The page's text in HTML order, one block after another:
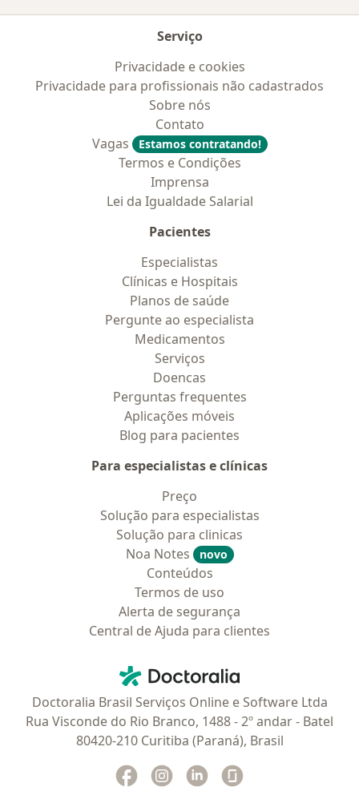
Serviço
Privacidade e cookies
Privacidade para profissionais não cadastrados
Sobre nós
Contato
Vagas
Estamos contratando!
Termos e Condições
Imprensa
Lei da Igualdade Salarial
Pacientes
Especialistas
Clínicas e Hospitais
Planos de saúde
Pergunte ao especialista
Medicamentos
Serviços
Doencas
Perguntas frequentes
Aplicações móveis
Blog para pacientes
Para especialistas e clínicas
Preço
Solução para especialistas
Solução para clinicas
Noa Notes
novo
Conteúdos
Termos de uso
Alerta de segurança
Central de Ajuda para clientes
Doctoralia - Homepage
Doctoralia Brasil Serviços Online e Software Ltda
Rua Visconde do Rio Branco, 1488 - 2º andar - Batel
80420-210 Curitiba (Paraná), Brasil
Facebook
abre num novo separador
Instagram
abre num novo separador
Linkedin
abre num novo